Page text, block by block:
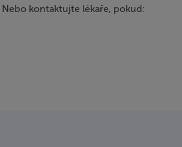
kontaktujte lékaře, pokud: